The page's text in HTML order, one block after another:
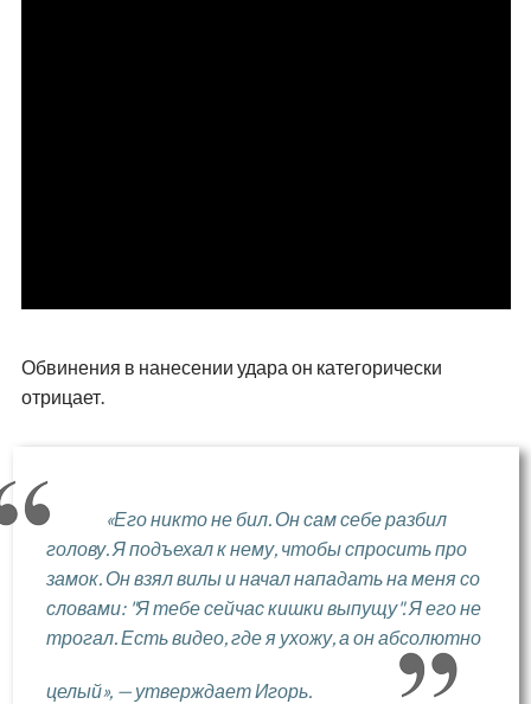
Обвинения в нанесении удара он категорически
отрицает.
«Его никто не бил. Он сам себе разбил
голову. Я подъехал к нему, чтобы спросить про
замок. Он взял вилы и начал нападать на меня со
словами: "Я тебе сейчас кишки выпущу". Я его не
трогал. Есть видео, где я ухожу, а он абсолютно
целый», — утверждает Игорь.